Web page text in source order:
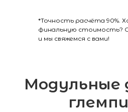
*Точность расчёта 90%.
финальную стоимость?
и мы свяжемся с вами!
Модульные